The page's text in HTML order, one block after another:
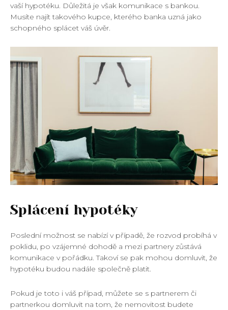
vaší hypotéku. Důležitá je však komunikace s bankou.
Musíte najít takového kupce, kterého banka uzná jako
schopného splácet váš úvěr.
Splácení hypotéky
Poslední možnost se nabízí v případě, že rozvod probíhá v
poklidu, po vzájemné dohodě a mezi partnery zůstává
komunikace v pořádku. Takoví se pak mohou domluvit, že
hypotéku budou nadále společně platit.
Pokud je toto i váš případ, můžete se s partnerem či
partnerkou domluvit na tom, že nemovitost budete